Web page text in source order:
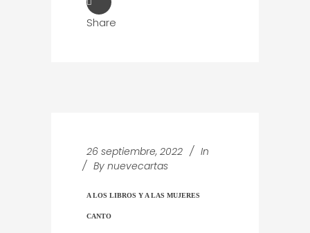
Share
26 septiembre, 2022
In
By nuevecartas
A LOS LIBROS Y A LAS MUJERES
CANTO